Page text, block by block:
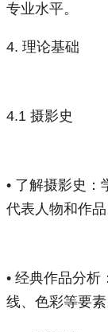
专业水平。
4. 理论基础
4.1 摄影史
• 了解摄影史：
代表人物和作品
• 经典作品分析
线、色彩等要素